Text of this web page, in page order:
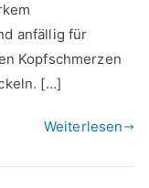
anfällig für
Kopfschmerzen
[…]
Weiterlesen